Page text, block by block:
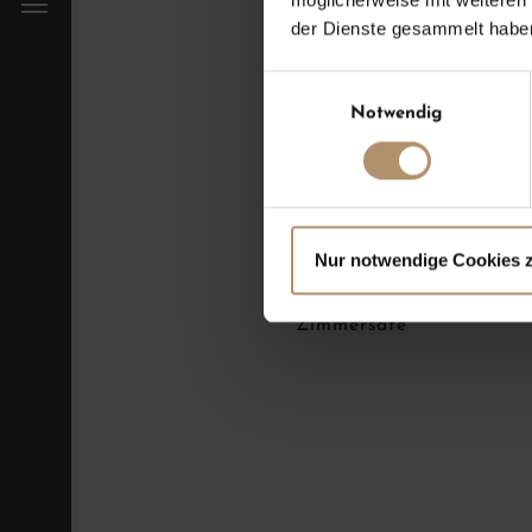
der Dienste gesammelt
Notwendig
Nur notwendige Cookies
Tageszeitung
Flatscreen mit Sky TV,
Regendusche, WC
Zimmersafe